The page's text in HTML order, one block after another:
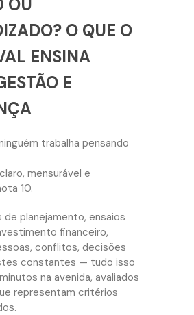
OU
O QUE O
ENSINA
E
trabalha pensando
mensurável e
10.
de planejamento, ensaios
financeiro,
conflitos, decisões
constantes — tudo isso
na avenida, avaliados
representam critérios